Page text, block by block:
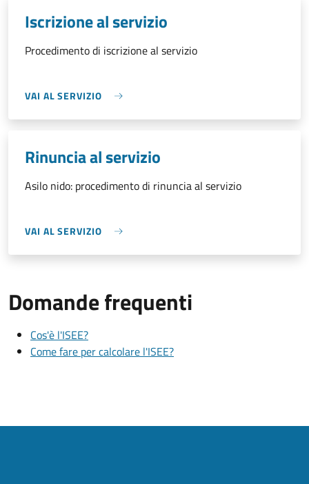
Iscrizione al servizio
Procedimento di iscrizione al servizio
VAI AL SERVIZIO
Rinuncia al servizio
Asilo nido: procedimento di rinuncia al servizio
VAI AL SERVIZIO
Domande frequenti
Cos'è l'ISEE?
Come fare per calcolare l'ISEE?